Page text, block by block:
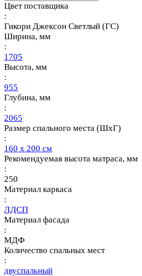
Цвет поставщика
:
Гикори Джексон Светлый (ГС)
Ширина, мм
:
1705
Высота, мм
:
955
Глубина, мм
:
2065
Размер спального места (ШхГ)
:
160 х 200 см
Рекомендуемая высота матраса, мм
:
250
Материал каркаса
:
ЛДСП
Материал фасада
:
МДФ
Количество спальных мест
:
двуспальный